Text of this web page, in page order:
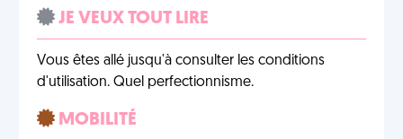
JE VEUX TOUT LIRE
Vous êtes allé jusqu'à consulter les conditions
d'utilisation. Quel perfectionnisme.
MOBILITÉ